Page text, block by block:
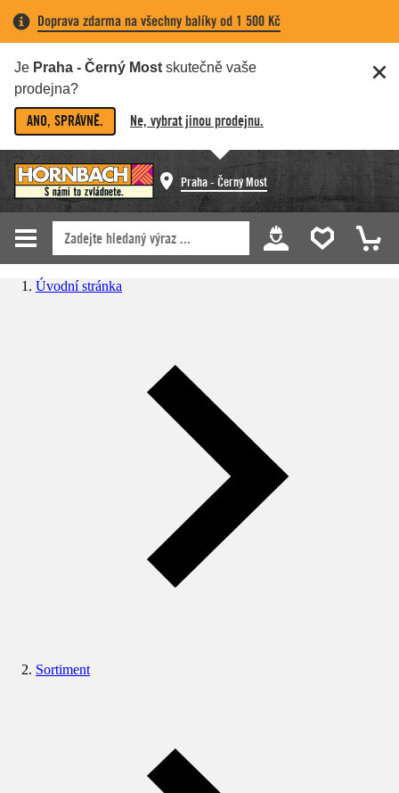
Doprava zdarma na všechny balíky od 1 500 Kč
Je Praha - Černý Most skutečně vaše
prodejna?
ANO, SPRÁVNĚ. Ne, vybrat jinou prodejnu.
Praha - Černý Most
Úvodní stránka
Sortiment